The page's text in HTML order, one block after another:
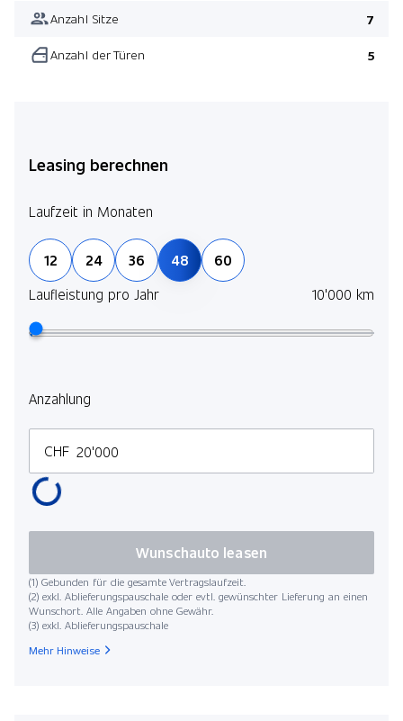
Swiss Edition
Anzahl Sitze 7
Anzahl der Türen 5
Leasing berechnen
Laufzeit in Monaten
12 24 36 48
60
Laufleistung pro Jahr
10'000 km
Anzahlung
CHF
(1) Gebunden für die gesamte Vertragslaufzeit.
(2) exkl. Ablieferungspauschale oder evtl. gewünschter Lieferung an einen
Wunschort. Alle Angaben ohne Gewähr.
(3) exkl. Ablieferungspauschale
Wunschauto leasen
Mehr Hinweise